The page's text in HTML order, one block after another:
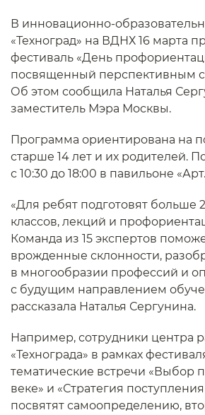
В инновационно-
«Техноград» на ВДНХ 16 марта
фестиваль «День
посвященный перспективным
Об этом сообщила Наталья
заместитель Мэра Москвы.
Программа ориентирована на
старше 14 лет и их родителей.
с 10:30 до 18:00 в павильоне
«Для ребят подготовят больше
классов, лекций и
Команда из 15 экспертов
врожденные склонности,
в многообразии профессий и
с будущим направлением
рассказала Наталья Сергунина.
Например, сотрудники центра
«Технограда» в рамках
тематические встречи «Выбор
веке» и «Стратегия
посвятят самоопределению,